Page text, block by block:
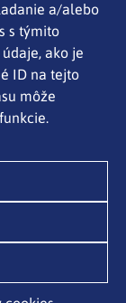
a/alebo
s týmito
ako je
ID na tejto
môže
a